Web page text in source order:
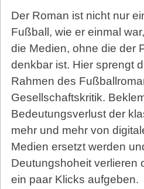
Der Roman ist nicht nur
Fußball, wie er einmal
die Medien, ohne die der
denkbar ist. Hier sprengt
Rahmen des
Gesellschaftskritik.
Bedeutungsverlust der
mehr und mehr von
Medien ersetzt werden
Deutungshoheit verlieren
ein paar Klicks aufgeben.